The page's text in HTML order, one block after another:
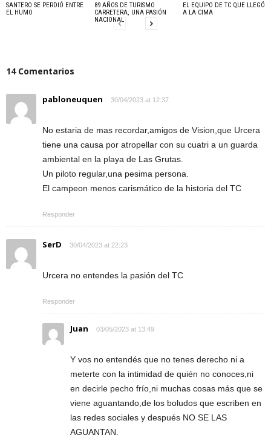
SANTERO SE PERDIÓ ENTRE
EL HUMO
89 AÑOS DE TURISMO
CARRETERA, UNA PASIÓN
NACIONAL
EL EQUIPO DE TC QUE LLEGÓ
A LA CIMA
14 Comentarios
pabloneuquen 30/04/2023 at 12:37
No estaria de mas recordar,amigos de Vision,que Urcera
tiene una causa por atropellar con su cuatri a un guarda
ambiental en la playa de Las Grutas.
Un piloto regular,una pesima persona.
El campeon menos carismático de la historia del TC
Responder
SerD 30/04/2023 at 22:23
Urcera no entendes la pasión del TC
Responder
Juan 03/05/2023 at 13:49
Y vos no entendés que no tenes derecho ni a
meterte con la intimidad de quién no conoces,ni
en decirle pecho frío,ni muchas cosas más que se
viene aguantando,de los boludos que escriben en
las redes sociales y después NO SE LAS
AGUANTAN.